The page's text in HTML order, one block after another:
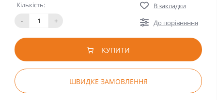
Кількість:
-
+
В закладки
До порівняння
КУПИТИ
ШВИДКЕ ЗАМОВЛЕННЯ